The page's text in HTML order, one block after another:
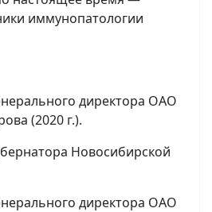
иммунопатологии
директора ОАО
(2020 г.).
Новосибирской
директора ОАО